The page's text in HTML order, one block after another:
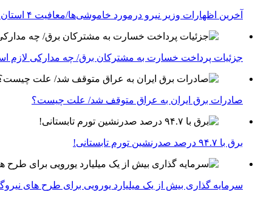
آخرین اظهارات وزیر نیرو درمورد خاموشی‌ها/معافیت ۴ استان جنوبی درگیر جنگ از قطعی برق
جزئیات پرداخت خسارت به مشترکان برق/ چه مدارکی لازم
صادرات برق ایران به عراق متوقف شد/ علت چیست؟
برق با ۹۴.۷ درصد صدرنشین تورم تابستانی!
سرمایه گذاری بیش از یک میلیارد یورویی برای طرح های